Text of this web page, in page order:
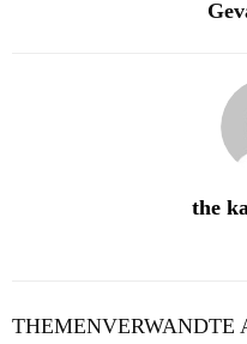
the
THEMENVERWANDTE